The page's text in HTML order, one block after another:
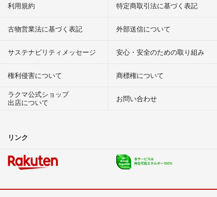
利用規約 特定商取引法に基づく表記
古物営業法に基づく表記 外部送信について
サステナビリティメッセージ 安心・安全のための取り組み
権利侵害について
商標権について
ラクマ公式ショップ
出店について
お問い合わせ
リンク